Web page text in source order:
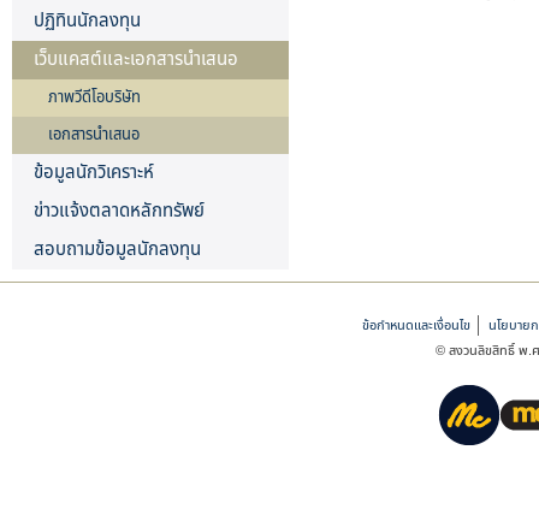
ปฏิทินนักลงทุน
เว็บแคสต์และเอกสารนำเสนอ
ภาพวีดีโอบริษัท
เอกสารนำเสนอ
ข้อมูลนักวิเคราะห์
ข่าวแจ้งตลาดหลักทรัพย์
สอบถามข้อมูลนักลงทุน
ข้อกำหนดและเงื่อนไข
นโยบาย
© สงวนลิขสิทธิ์ พ.